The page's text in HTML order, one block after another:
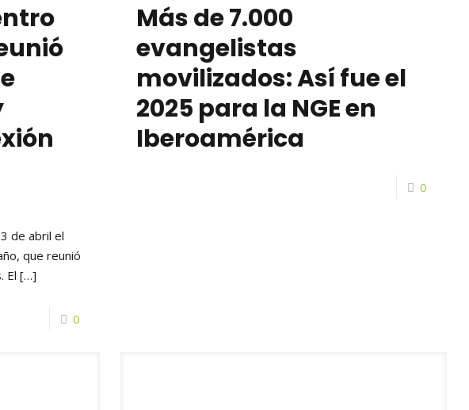
de abril el
que reunió
El […]
0
Más de 7.000
evangelistas
movilizados: Así fue el
2025 para la NGE en
Iberoamérica
0